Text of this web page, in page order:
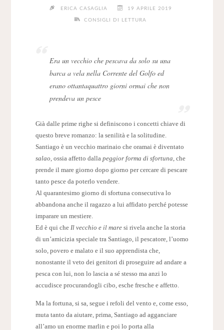
ERICA CASAGLIA 19 APRILE 2019
CONSIGLI DI LETTURA
Era un vecchio che pescava da solo su una
barca a vela nella Corrente del Golfo ed
erano ottantaquattro giorni ormai che non
prendeva un pesce
Già dalle prime righe si definiscono i concetti chiave di
questo breve romanzo: la senilità e la solitudine.
Santiago è un vecchio marinaio che oramai è diventato
salao, ossia affetto dalla peggior forma di sfortuna, che
prende il mare giorno dopo giorno per cercare di pescare
tanto pesce da poterlo vendere.
Al quarantesimo giorno di sfortuna consecutiva lo
abbandona anche il ragazzo a lui affidato perché potesse
imparare un mestiere.
Ed è qui che Il vecchio e il maresi rivela anche la storia
di un’amicizia speciale tra Santiago, il pescatore, l’uomo
solo, povero e malato e il suo apprendista che,
nonostante il veto dei genitori di proseguire ad andare a
pesca con lui, non lo lascia a sé stesso ma anzi lo
accudisce procurandogli cibo, esche fresche e affetto.
Ma la fortuna, si sa, segue i refoli del vento e, come esso,
muta tanto da aiutare, prima, Santiago ad agganciare
all’amo un enorme marlin e poi lo porta alla